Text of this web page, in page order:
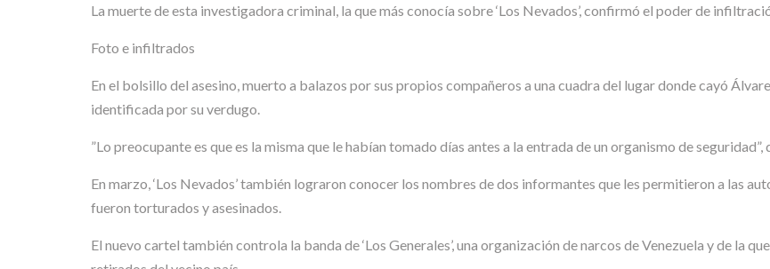
La muerte de esta investigadora criminal, la que más conocía sobre ‘Los Nevados’, confirmó el poder de
Foto e infiltrados
En el bolsillo del asesino, muerto a balazos por sus propios compañeros a una cuadra del lugar donde cayó
identificada por su verdugo.
”Lo preocupante es que es la misma que le habían tomado días antes a la entrada de un organismo de
En marzo, ‘Los Nevados’ también lograron conocer los nombres de dos informantes que les permitieron a las
fueron torturados y asesinados.
El nuevo cartel también controla la banda de ‘Los Generales’, una organización de narcos de Venezuela y de la